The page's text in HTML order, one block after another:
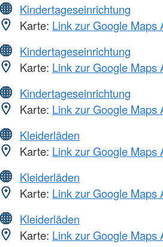
Kindertageseinrichtung
Karte: Link zur Google Maps
Kindertageseinrichtung
Karte: Link zur Google Maps
Kindertageseinrichtung
Karte: Link zur Google Maps
Kleiderläden
Karte: Link zur Google Maps
Kleiderläden
Karte: Link zur Google Maps
Kleiderläden
Karte: Link zur Google Maps